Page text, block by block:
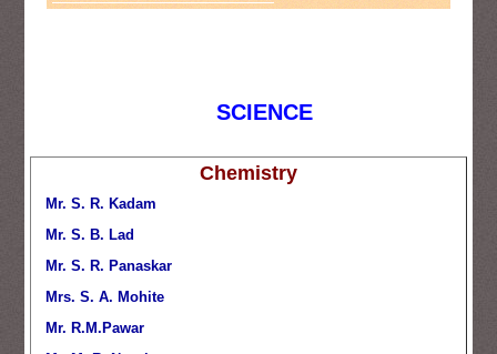
SCIENCE
Chemistry
Mr. S. R. Kadam
Mr. S. B. Lad
Mr. S. R. Panaskar
Mrs. S. A. Mohite
Mr. R.M.Pawar